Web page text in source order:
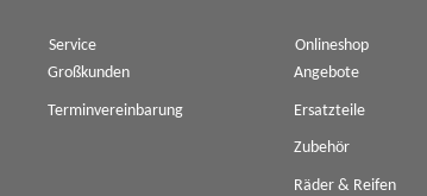
Service
Großkunden
Terminvereinbarung
Onlineshop
Angebote
Ersatzteile
Zubehör
Räder & Reifen